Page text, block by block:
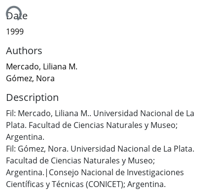
Date
1999
Authors
Mercado, Liliana M.
Gómez, Nora
Description
Fil: Mercado, Liliana M.. Universidad Nacional de La
Plata. Facultad de Ciencias Naturales y Museo;
Argentina.
Fil: Gómez, Nora. Universidad Nacional de La Plata.
Facultad de Ciencias Naturales y Museo;
Argentina.|Consejo Nacional de Investigaciones
Científicas y Técnicas (CONICET); Argentina.